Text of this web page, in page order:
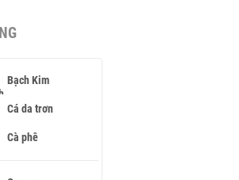
Bạch Kim
Cá da trơn
Cà phê